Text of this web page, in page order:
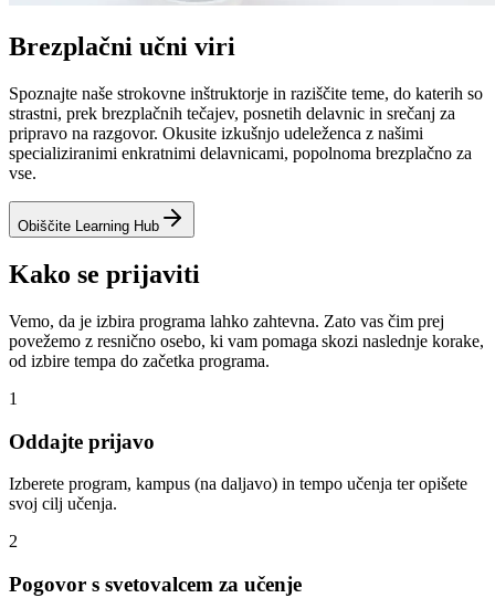
Brezplačni učni viri
Spoznajte naše strokovne inštruktorje in raziščite teme, do katerih so
strastni, prek brezplačnih tečajev, posnetih delavnic in srečanj za
pripravo na razgovor. Okusite izkušnjo udeleženca z našimi
specializiranimi enkratnimi delavnicami, popolnoma brezplačno za
vse.
Obiščite Learning Hub
Kako se prijaviti
Vemo, da je izbira programa lahko zahtevna. Zato vas čim prej
povežemo z resnično osebo, ki vam pomaga skozi naslednje korake,
od izbire tempa do začetka programa.
1
Oddajte prijavo
Izberete program, kampus (na daljavo) in tempo učenja ter opišete
svoj cilj učenja.
2
Pogovor s svetovalcem za učenje